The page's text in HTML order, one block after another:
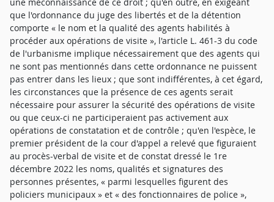
que l'ordonnance du juge des libertés et de la détention
comporte « le nom et la qualité des agents habilités à
procéder aux opérations de visite », l'article L. 461-3 du code
de l'urbanisme implique nécessairement que des agents qui
ne sont pas mentionnés dans cette ordonnance ne puissent
pas entrer dans les lieux ; que sont indifférentes, à cet égard,
les circonstances que la présence de ces agents serait
nécessaire pour assurer la sécurité des opérations de visite
ou que ceux-ci ne participeraient pas activement aux
opérations de constatation et de contrôle ; qu'en l'espèce, le
premier président de la cour d'appel a relevé que figuraient
au procès-verbal de visite et de constat dressé le 1re
décembre 2022 les noms, qualités et signatures des
personnes présentes, « parmi lesquelles figurent des
policiers municipaux » et « des fonctionnaires de police »,